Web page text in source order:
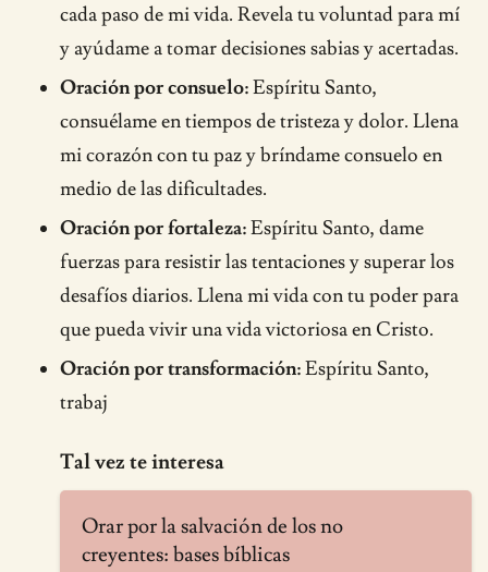
cada paso de mi vida. Revela tu voluntad para mí
y ayúdame a tomar decisiones sabias y acertadas.
Oración por consuelo:Espíritu Santo,
consuélame en tiempos de tristeza y dolor. Llena
mi corazón con tu paz y bríndame consuelo en
medio de las dificultades.
Oración por fortaleza:Espíritu Santo, dame
fuerzas para resistir las tentaciones y superar los
desafíos diarios. Llena mi vida con tu poder para
que pueda vivir una vida victoriosa en Cristo.
Oración por transformación:Espíritu Santo,
trabaj
Tal vez te interesa
Orar por la salvación de los no
creyentes: bases bíblicas